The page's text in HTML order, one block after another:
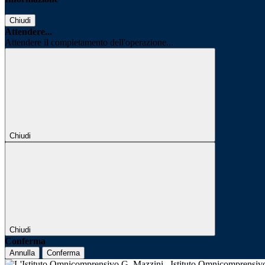
Chiudi
Attendere...
Attendere il completamento dell'operazione...
Chiudi
Chiudi
Conferma
Annulla Conferma